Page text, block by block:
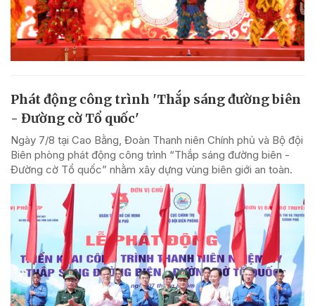
Phát động công trình 'Thắp sáng đường biên
- Đường cờ Tổ quốc'
Ngày 7/8 tại Cao Bằng, Đoàn Thanh niên Chính phủ và Bộ đội
Biên phòng phát động công trình “Thắp sáng đường biên -
Đường cờ Tổ quốc” nhằm xây dựng vùng biên giới an toàn.